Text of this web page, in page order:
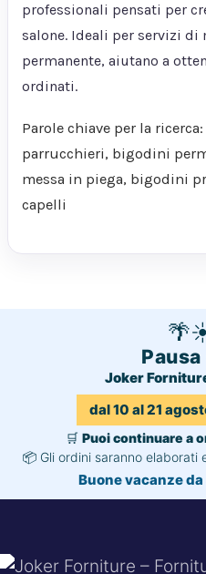
professionali pensati per
salone. Ideali per servizi di
permanente, aiutano a
ordinati.
Parole chiave per la
parrucchieri, bigodini
messa in piega, bigodini
capelli
🌴
Joker
dal 10 al 21
🛒 Puoi continuare a
📦 Gli ordini saranno elaborati
Buone vacanze